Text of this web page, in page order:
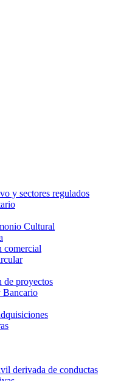
y sectores regulados
Cultural
comercial
de proyectos
Bancario
derivada de conductas